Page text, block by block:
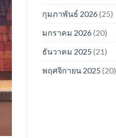
กุมภาพันธ์ 2026(25)
มกราคม 2026(20)
ธันวาคม 2025 (21)
พฤศจิกายน 2025 (20)